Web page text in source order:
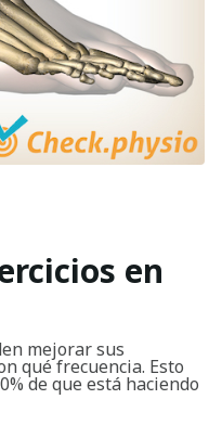
en
mejorar sus
qué frecuencia. Esto
de que está haciendo